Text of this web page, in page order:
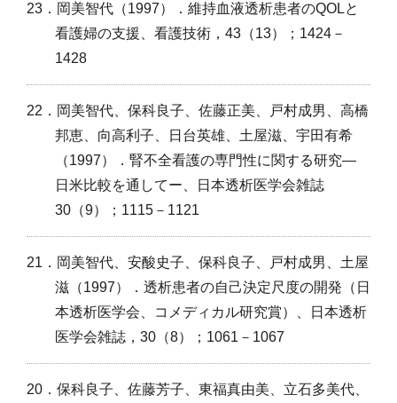
23．岡美智代（1997）．維持血液透析患者のQOLと
看護婦の支援、看護技術，43（13）；1424－
1428
22．岡美智代、保科良子、佐藤正美、戸村成男、高橋
邦恵、向高利子、日台英雄、土屋滋、宇田有希
（1997）．腎不全看護の専門性に関する研究―
日米比較を通してー、日本透析医学会雑誌
30（9）；1115－1121
21．岡美智代、安酸史子、保科良子、戸村成男、土屋
滋（1997）．透析患者の自己決定尺度の開発（日
本透析医学会、コメディカル研究賞）、日本透析
医学会雑誌，30（8）；1061－1067
20．保科良子、佐藤芳子、東福真由美、立石多美代、